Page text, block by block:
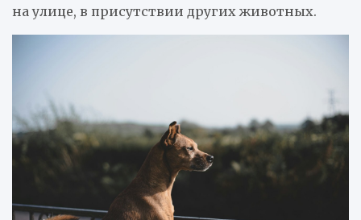
на улице, в присутствии других животных.